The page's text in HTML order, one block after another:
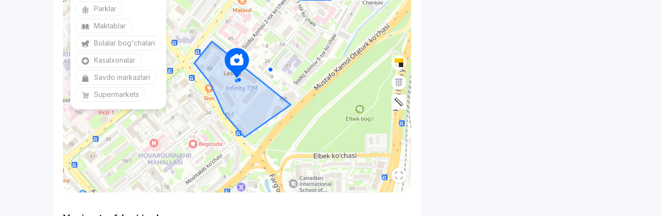
Parklar
Maktablar
Bolalar bog'chalari
Kasalxonalar
Savdo markazlari
Supermarkets